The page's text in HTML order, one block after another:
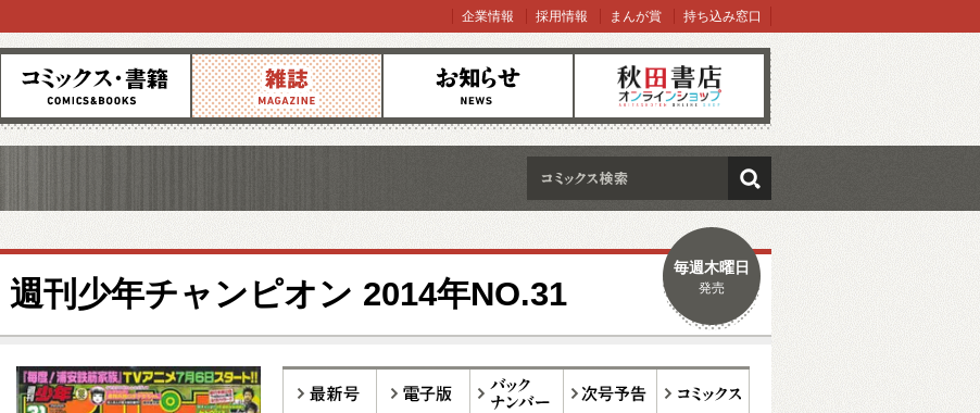
コミックス 雑誌 お知らせ オンラインショップ
企業情報 採用情報 まんが賞 持ち込み窓口
検索
週刊少年チャンピオン 2014年NO.31
毎週木曜日
発売